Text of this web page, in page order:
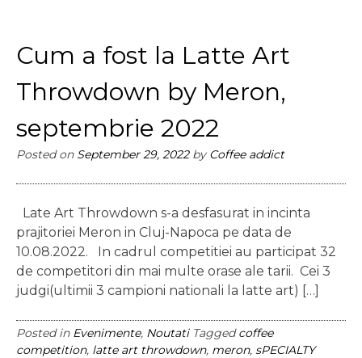
Cum a fost la Latte Art
Throwdown by Meron,
septembrie 2022
Posted on September 29, 2022by Coffee addict
Late Art Throwdown s-a desfasurat in incinta
prajitoriei Meron in Cluj-Napoca pe data de
10.08.2022. In cadrul competitiei au participat 32
de competitori din mai multe orase ale tarii. Cei 3
judgi(ultimii 3 campioni nationali la latte art) […]
Posted in Evenimente, Noutati Taggedcoffee
competition, latte art throwdown, meron, sPECIALTY